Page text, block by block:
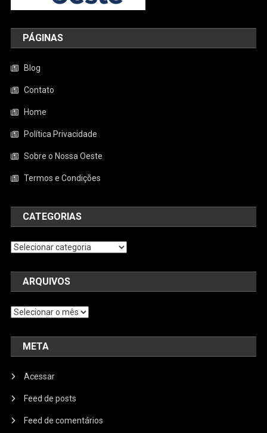
PÁGINAS
Blog
Contato
Home
Política Privacidade
Sobre o Nossa Oeste
Termos e Condições
CATEGORIAS
Categorias
ARQUIVOS
Arquivos
META
Acessar
Feed de posts
Feed de comentários